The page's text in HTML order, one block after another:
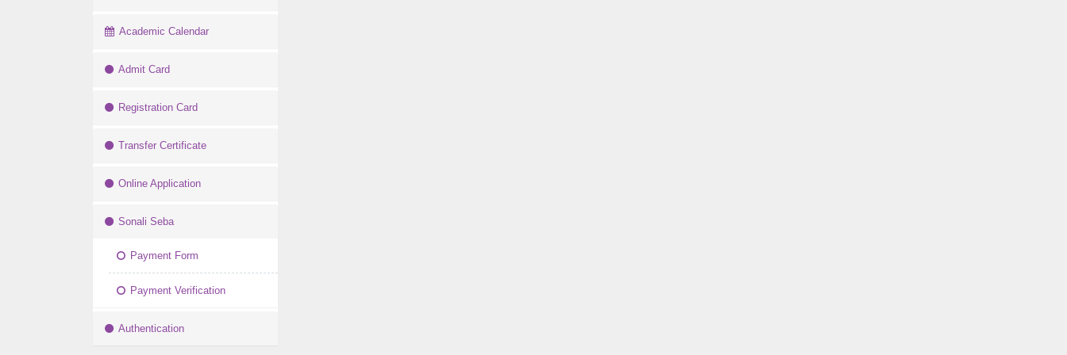
Academic Calendar
Admit Card
Registration Card
Transfer Certificate
Online Application
Sonali Seba
Payment Form
Payment Verification
Authentication